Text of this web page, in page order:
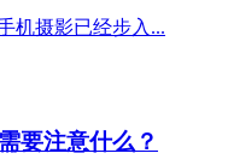
机摄影已经步入...
要注意什么？